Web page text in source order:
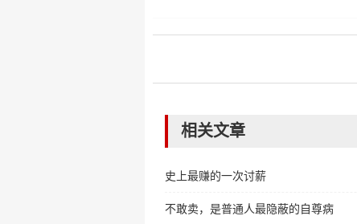
相关文章
史上最赚的一次讨薪
不敢卖，是普通人最隐蔽的自尊病